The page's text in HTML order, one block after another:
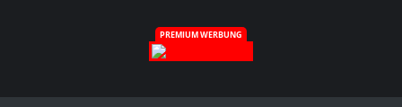
PREMIUM WERBUNG